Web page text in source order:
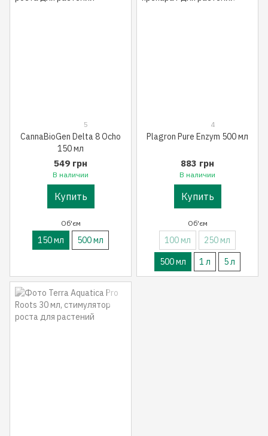
5
CannaBioGen Delta 8 Ocho
150 мл
549 грн
В наличии
Купить
Об'єм
150 мл 500 мл
4
Plagron Pure Enzym 500 мл
883 грн
В наличии
Купить
Об'єм
100 мл
250 мл
500 мл
1 л 5 л